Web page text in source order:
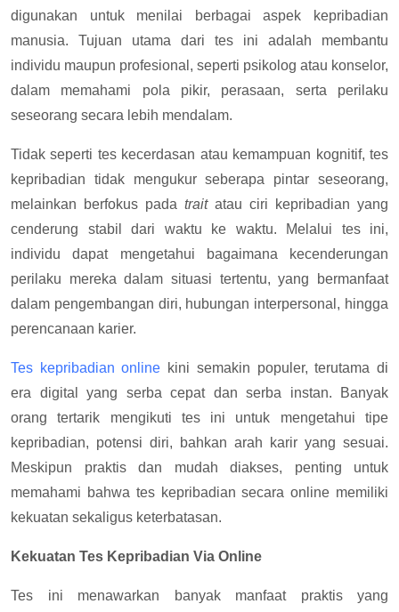
digunakan untuk menilai berbagai aspek kepribadian
manusia. Tujuan utama dari tes ini adalah membantu
individu maupun profesional, seperti psikolog atau konselor,
dalam memahami pola pikir, perasaan, serta perilaku
seseorang secara lebih mendalam.
Tidak seperti tes kecerdasan atau kemampuan kognitif, tes
kepribadian tidak mengukur seberapa pintar seseorang,
melainkan berfokus pada traitatau ciri kepribadian yang
cenderung stabil dari waktu ke waktu. Melalui tes ini,
individu dapat mengetahui bagaimana kecenderungan
perilaku mereka dalam situasi tertentu, yang bermanfaat
dalam pengembangan diri, hubungan interpersonal, hingga
perencanaan karier.
Tes kepribadian online kini semakin populer, terutama di
era digital yang serba cepat dan serba instan. Banyak
orang tertarik mengikuti tes ini untuk mengetahui tipe
kepribadian, potensi diri, bahkan arah karir yang sesuai.
Meskipun praktis dan mudah diakses, penting untuk
memahami bahwa tes kepribadian secara online memiliki
kekuatan sekaligus keterbatasan.
Kekuatan Tes Kepribadian Via Online
Tes ini menawarkan banyak manfaat praktis yang